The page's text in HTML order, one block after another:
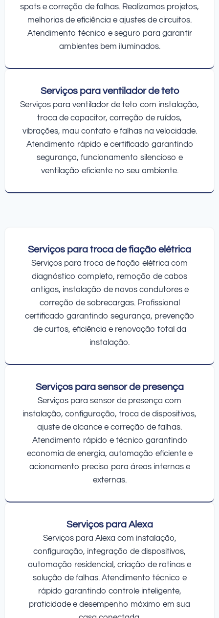
spots e correção de falhas. Realizamos projetos,
melhorias de eficiência e ajustes de circuitos.
Atendimento técnico e seguro para garantir
ambientes bem iluminados.
Serviços para ventilador de teto
Serviços para ventilador de teto com instalação,
troca de capacitor, correção de ruídos,
vibrações, mau contato e falhas na velocidade.
Atendimento rápido e certificado garantindo
segurança, funcionamento silencioso e
ventilação eficiente no seu ambiente.
Serviços para troca de fiação elétrica
Serviços para troca de fiação elétrica com
diagnóstico completo, remoção de cabos
antigos, instalação de novos condutores e
correção de sobrecargas. Profissional
certificado garantindo segurança, prevenção
de curtos, eficiência e renovação total da
instalação.
Serviços para sensor de presença
Serviços para sensor de presença com
instalação, configuração, troca de dispositivos,
ajuste de alcance e correção de falhas.
Atendimento rápido e técnico garantindo
economia de energia, automação eficiente e
acionamento preciso para áreas internas e
externas.
Serviços para Alexa
Serviços para Alexa com instalação,
configuração, integração de dispositivos,
automação residencial, criação de rotinas e
solução de falhas. Atendimento técnico e
rápido garantindo controle inteligente,
praticidade e desempenho máximo em sua